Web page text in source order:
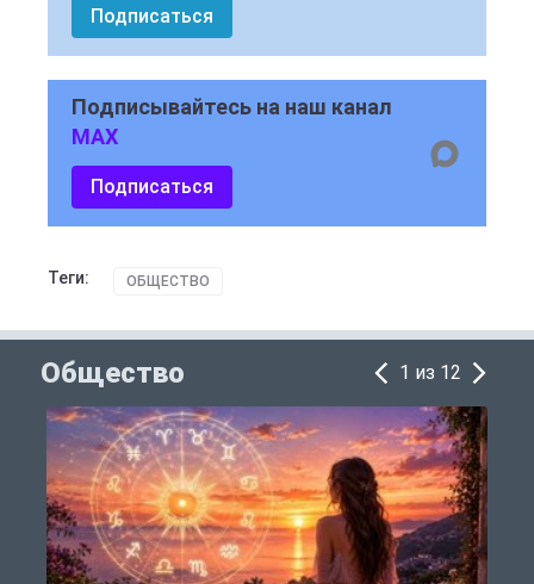
Подписаться
Подписывайтесь на наш канал
MAX
Подписаться
Теги: ОБЩЕСТВО
Общество 1 из 12